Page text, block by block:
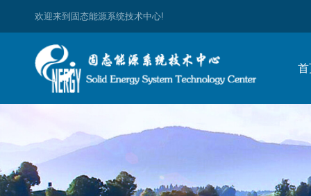
欢迎来到固态能源系统技术中心!
首